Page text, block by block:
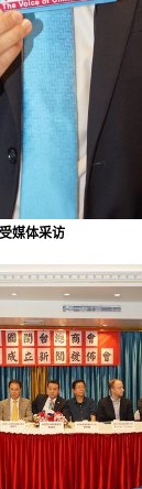
媒体采访